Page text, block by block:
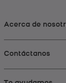
Acerca de
Contáctanos